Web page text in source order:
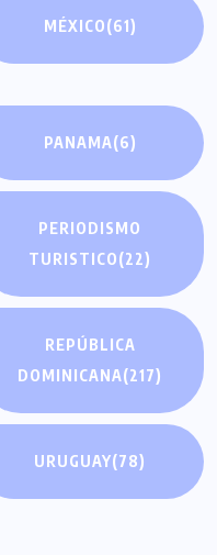
MÉXICO(61)
PANAMA(6)
PERIODISMO
TURISTICO(22)
REPÚBLICA
DOMINICANA(217)
URUGUAY(78)